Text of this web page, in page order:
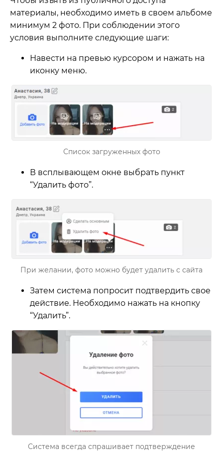
материалы, необходимо иметь в своем альбоме
минимум 2 фото. При соблюдении этого
условия выполните следующие шаги:
Навести на превью курсором и нажать на
иконку меню.
Список загруженных фото
В всплывающем окне выбрать пункт
“Удалить фото”.
При желании, фото можно будет удалить с сайта
Затем система попросит подтвердить свое
действие. Необходимо нажать на кнопку
“Удалить”.
Система всегда спрашивает подтверждение